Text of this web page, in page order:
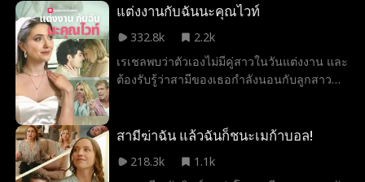
แต่งงานกับฉันนะคุณไวท์
332.8k
2.2k
เรเชลพบว่าตัวเองไม่มีคู่สาวในวันแต่งงาน และ
ต้องรับรู้ว่าสามีของเธอกำลังนอนกับลูกสาว
เพียงเรื่องเล็กๆน้อยๆที่เธอต้องทำ... หาคู่สาว
สามีฆ่าฉัน แล้วฉันก็ชนะเมก้าบอล!
218.3k
1.1k